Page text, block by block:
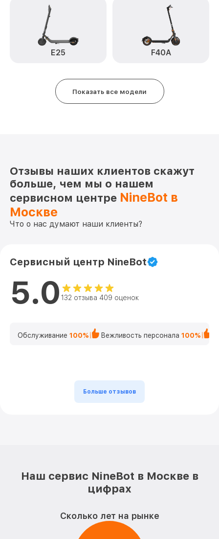
E25 F40A
Показать все модели
Отзывы наших клиентов скажут
больше, чем мы о нашем
сервисном центре NineBot в
Москве
Что о нас думают наши клиенты?
Сервисный центр NineBot
5.0 132 отзыва 409 оценок
Обслуживание 100% Вежливость персонала 100%
Больше отзывов
Наш сервис NineBot в Москве в
цифрах
Сколько лет на рынке